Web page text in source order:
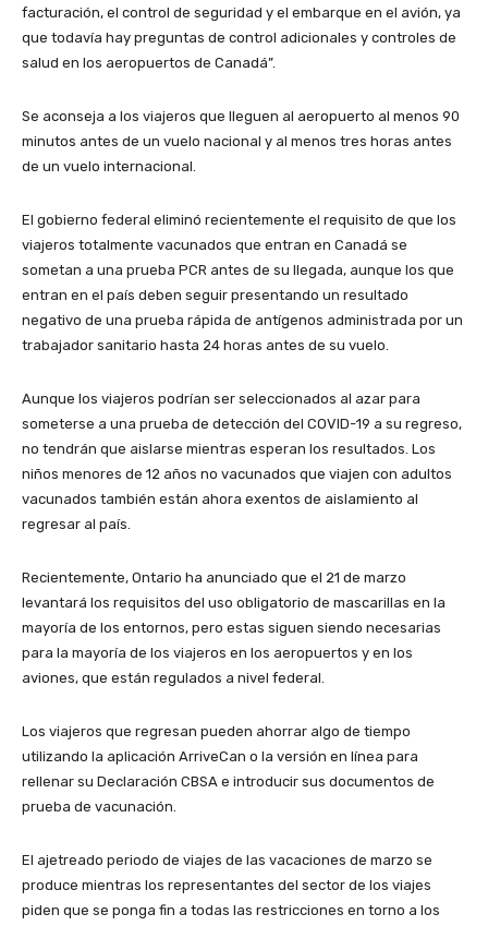
facturación, el control de seguridad y el embarque en el avión, ya
que todavía hay preguntas de control adicionales y controles de
salud en los aeropuertos de Canadá”.
Se aconseja a los viajeros que lleguen al aeropuerto al menos 90
minutos antes de un vuelo nacional y al menos tres horas antes
de un vuelo internacional.
El gobierno federal eliminó recientemente el requisito de que los
viajeros totalmente vacunados que entran en Canadá se
sometan a una prueba PCR antes de su llegada, aunque los que
entran en el país deben seguir presentando un resultado
negativo de una prueba rápida de antígenos administrada por un
trabajador sanitario hasta 24 horas antes de su vuelo.
Aunque los viajeros podrían ser seleccionados al azar para
someterse a una prueba de detección del COVID-19 a su regreso,
no tendrán que aislarse mientras esperan los resultados. Los
niños menores de 12 años no vacunados que viajen con adultos
vacunados también están ahora exentos de aislamiento al
regresar al país.
Recientemente, Ontario ha anunciado que el 21 de marzo
levantará los requisitos del uso obligatorio de mascarillas en la
mayoría de los entornos, pero estas siguen siendo necesarias
para la mayoría de los viajeros en los aeropuertos y en los
aviones, que están regulados a nivel federal.
Los viajeros que regresan pueden ahorrar algo de tiempo
utilizando la aplicación ArriveCan o la versión en línea para
rellenar su Declaración CBSA e introducir sus documentos de
prueba de vacunación.
El ajetreado periodo de viajes de las vacaciones de marzo se
produce mientras los representantes del sector de los viajes
piden que se ponga fin a todas las restricciones en torno a los